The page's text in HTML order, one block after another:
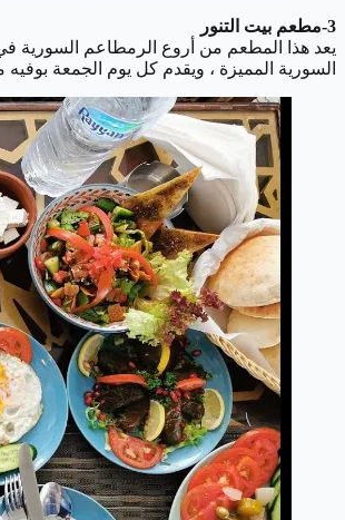
3-مطعم بيت التنور
يعد هذا المطعم من أروع الرمطاعم السورية
السورية المميزة ، ويقدم كل يوم الجمعة بوفيه